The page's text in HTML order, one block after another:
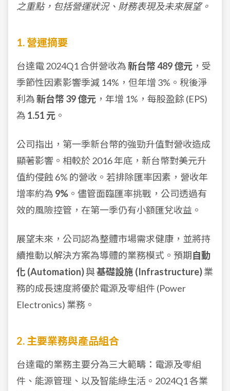
之重點，包括營運狀況、財務表現及未來展望。
1. 營運摘要
台達電 2024Q1 合併營收為新台幣 489 億元 ，受
季節性因素影響季減 14%，但年增 3%。稅後淨
利為新台幣 39 億元 ，年增 1%，每股盈餘 (EPS)
為 1.51 元 。
公司指出，第一季新台幣的強勁升值對營收造成
顯著影響。相較於 2016 年底，新台幣對美元升
值約侵蝕 6% 的營收。若排除匯率因素，營收年
增率約為 9% 。儘管面臨匯率挑戰，公司透過有
效的風險控管，在第一季仍有小額匯兌收益。
展望未來，公司認為整體市場需求健康，並將持
續推動以解決方案為導體的業務模式。預期自動
化 (Automation)與基礎設施 (Infrastructure)業
務的成長速度將優於電源及零組件 (Power
Electronics) 業務。
2. 主要業務與產品組合
台達電的業務主要分為三大範疇：電源及零組
件、能源管理、以及智能綠生活。2024Q1 各業